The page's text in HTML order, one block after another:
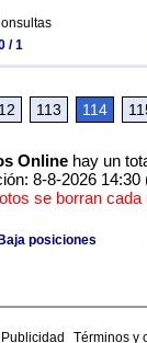
/ 1
113 114
Onlinehay un
8-8-2026 14:30
se borran cada
Baja posiciones
Publicidad Términos y